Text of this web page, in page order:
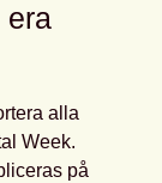
era
alla
Week.
på